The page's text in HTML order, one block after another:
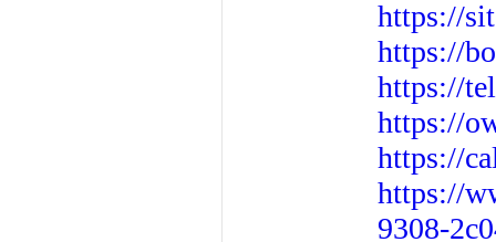
https://
https://
https://
https://
https://
https://
9308-